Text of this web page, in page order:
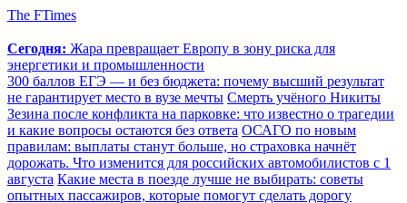
The FTimes
Сегодня: Жара превращает Европу в зону риска для
энергетики и промышленности
300 баллов ЕГЭ — и без бюджета: почему высший результат
не гарантирует место в вузе мечты Смерть учёного Никиты
Зезина после конфликта на парковке: что известно о трагедии
и какие вопросы остаются без ответа ОСАГО по новым
правилам: выплаты станут больше, но страховка начнёт
дорожать. Что изменится для российских автомобилистов с 1
августа Какие места в поезде лучше не выбирать: советы
опытных пассажиров, которые помогут сделать дорогу